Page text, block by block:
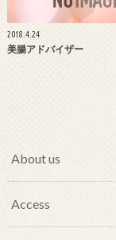
2018.4.24
美腸アドバイザー
About us
Access